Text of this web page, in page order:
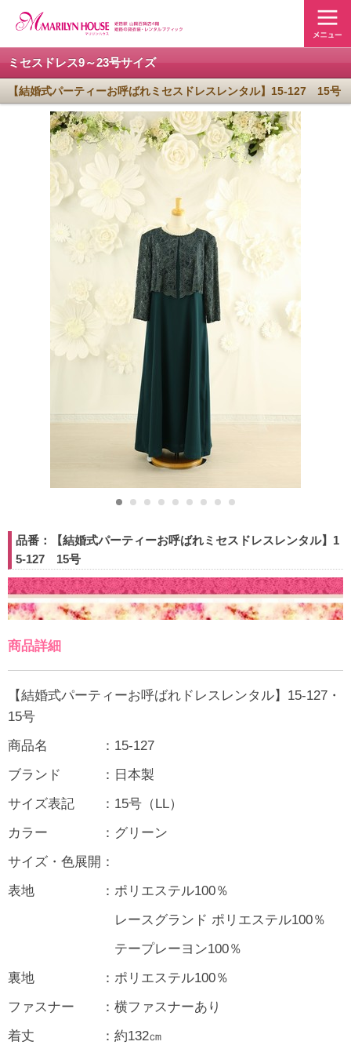
ミセスドレス9～23号サイズ
【結婚式パーティーお呼ばれミセスドレスレンタル】15-127 15号
品番：【結婚式パーティーお呼ばれミセスドレスレンタル】1
5-127 15号
商品詳細
【結婚式パーティーお呼ばれドレスレンタル】15-127・
15号
商品名 ：15-127
ブランド ：日本製
サイズ表記 ：15号（LL）
カラー ：グリーン
サイズ・色展開：
表地 ：ポリエステル100％
レースグランド ポリエステル100％
テープレーヨン100％
裏地 ：ポリエステル100％
ファスナー ：横ファスナーあり
着丈 ：約132㎝